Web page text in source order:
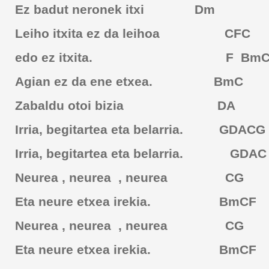
Ez badut neronek itxi Dm
Leiho itxita ez da leihoa CFC
edo ez itxita. F
Agian ez da ene etxea. BmC
Zabaldu otoi bizia DA
Irria, begitartea eta belarria. GDACG
Irria, begitartea eta belarria.
Neurea , neurea , neurea CG
Eta neure etxea irekia. BmCF
Neurea , neurea , neurea CG
Eta neure etxea irekia. BmCF